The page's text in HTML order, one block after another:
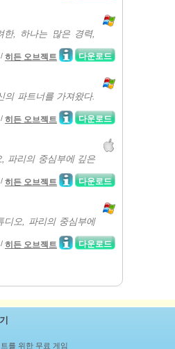
한, 하나는 많은 경력,
다운로드
히든 오브젝트
의 파트너를 가져왔다.
다운로드
히든 오브젝트
파리의 중심부에 깊은
다운로드
히든 오브젝트
디오, 파리의 중심부에
다운로드
히든 오브젝트
를 위한 무료 게임